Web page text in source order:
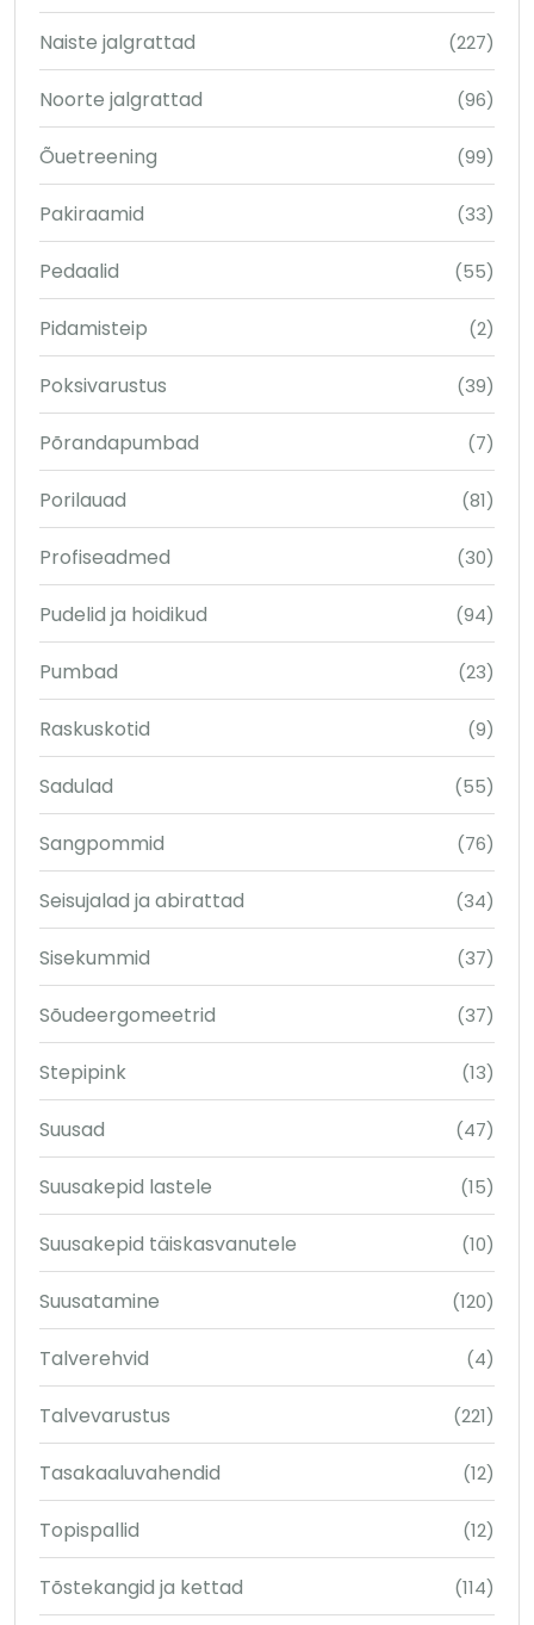
Naiste jalgrattad (227)
Noorte jalgrattad (96)
Õuetreening (99)
Pakiraamid (33)
Pedaalid (55)
Pidamisteip (2)
Poksivarustus (39)
Põrandapumbad (7)
Porilauad (81)
Profiseadmed (30)
Pudelid ja hoidikud (94)
Pumbad (23)
Raskuskotid (9)
Sadulad (55)
Sangpommid (76)
Seisujalad ja abirattad (34)
Sisekummid (37)
Sõudeergomeetrid (37)
Stepipink (13)
Suusad (47)
Suusakepid lastele (15)
Suusakepid täiskasvanutele (10)
Suusatamine (120)
Talverehvid (4)
Talvevarustus (221)
Tasakaaluvahendid (12)
Topispallid (12)
Tõstekangid ja kettad (114)